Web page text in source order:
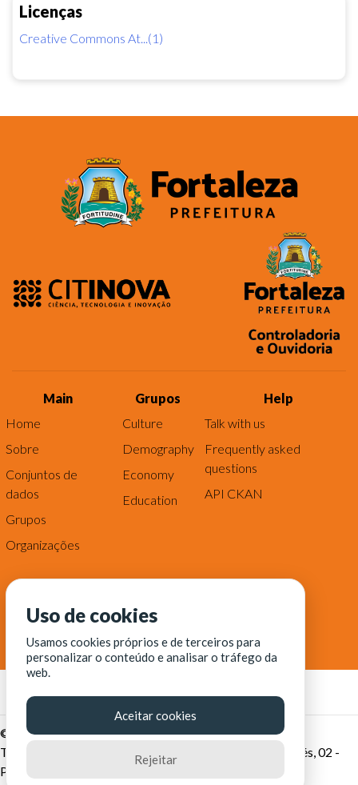
Licenças
Creative Commons At...(1)
Main
Home
Sobre
Conjuntos de
dados
Grupos
Organizações
Grupos
Culture
Demography
Economy
Education
Help
Talk with us
Frequently asked
questions
API CKAN
© Fortaleza Digital || CITINOVA - Fundação de Ciência,
Tecnologia e Inovação de Fortaleza - Rua dos Tremembés, 02 -
Praia de Iracema - Fortaleza-CE
Uso de cookies
Usamos cookies próprios e de terceiros para
personalizar o conteúdo e analisar o tráfego da
web.
Aceitar cookies
Rejeitar